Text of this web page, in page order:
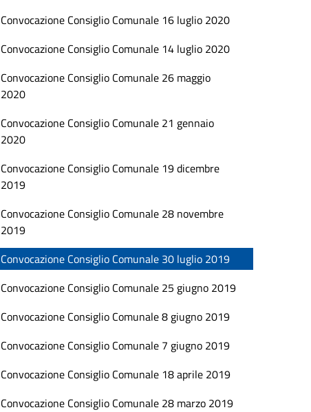
Convocazione Consiglio Comunale 16 luglio 2020
Convocazione Consiglio Comunale 14 luglio 2020
Convocazione Consiglio Comunale 26 maggio
2020
Convocazione Consiglio Comunale 21 gennaio
2020
Convocazione Consiglio Comunale 19 dicembre
2019
Convocazione Consiglio Comunale 28 novembre
2019
Convocazione Consiglio Comunale 30 luglio 2019
Convocazione Consiglio Comunale 25 giugno 2019
Convocazione Consiglio Comunale 8 giugno 2019
Convocazione Consiglio Comunale 7 giugno 2019
Convocazione Consiglio Comunale 18 aprile 2019
Convocazione Consiglio Comunale 28 marzo 2019